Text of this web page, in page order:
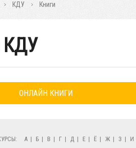
КДУ Книги
КДУ
ОНЛАЙН КНИГИ
А | Б | В | Г | Д | Е | Ё | Ж | З | И